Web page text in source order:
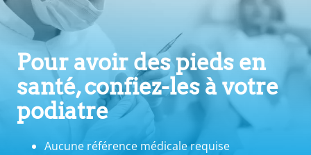
Pour avoir des pieds en
santé, confiez-les à votre
podiatre
Aucune référence médicale requise